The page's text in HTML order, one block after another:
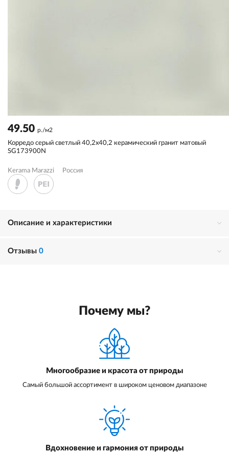
49.50 р./м2
Корредо серый светлый 40,2x40,2 керамический гранит матовый
SG173900N
Kerama Marazzi Россия
Описание и характеристики
Отзывы 0
Почему мы?
Многообразие и красота от природы
Самый большой ассортимент в широком ценовом диапазоне
Вдохновение и гармония от природы